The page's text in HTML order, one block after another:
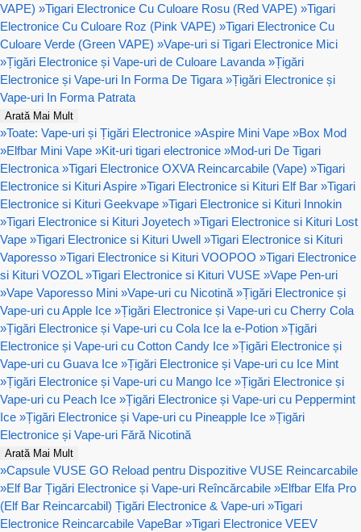
VAPE) »Tigari Electronice Cu Culoare Rosu (Red VAPE) »Tigari
Electronice Cu Culoare Roz (Pink VAPE) »Tigari Electronice Cu
Culoare Verde (Green VAPE) »Vape-uri si Tigari Electronice Mici
»Țigări Electronice și Vape-uri de Culoare Lavanda »Țigări
Electronice și Vape-uri In Forma De Tigara »Țigări Electronice și
Vape-uri In Forma Patrata
Arată Mai Mult
»Toate: Vape-uri și Țigări Electronice »Aspire Mini Vape »Box Mod
»Elfbar Mini Vape »Kit-uri tigari electronice »Mod-uri De Tigari
Electronica »Tigari Electronice OXVA Reincarcabile (Vape) »Tigari
Electronice si Kituri Aspire »Tigari Electronice si Kituri Elf Bar »Tigari
Electronice si Kituri Geekvape »Tigari Electronice si Kituri Innokin
»Tigari Electronice si Kituri Joyetech »Tigari Electronice si Kituri Lost
Vape »Tigari Electronice si Kituri Uwell »Tigari Electronice si Kituri
Vaporesso »Tigari Electronice si Kituri VOOPOO »Tigari Electronice
si Kituri VOZOL »Tigari Electronice si Kituri VUSE »Vape Pen-uri
»Vape Vaporesso Mini »Vape-uri cu Nicotină »Țigări Electronice și
Vape-uri cu Apple Ice »Țigări Electronice și Vape-uri cu Cherry Cola
»Țigări Electronice și Vape-uri cu Cola Ice la e-Potion »Țigări
Electronice și Vape-uri cu Cotton Candy Ice »Țigări Electronice și
Vape-uri cu Guava Ice »Țigări Electronice și Vape-uri cu Ice Mint
»Țigări Electronice și Vape-uri cu Mango Ice »Țigări Electronice și
Vape-uri cu Peach Ice »Țigări Electronice și Vape-uri cu Peppermint
Ice »Țigări Electronice și Vape-uri cu Pineapple Ice »Țigări
Electronice și Vape-uri Fără Nicotină
Arată Mai Mult
»Capsule VUSE GO Reload pentru Dispozitive VUSE Reincarcabile
»Elf Bar Țigări Electronice și Vape-uri Reîncărcabile »Elfbar Elfa Pro
(Elf Bar Reincarcabil) Țigări Electronice & Vape-uri »Tigari
Electronice Reincarcabile VapeBar »Tigari Electronice VEEV